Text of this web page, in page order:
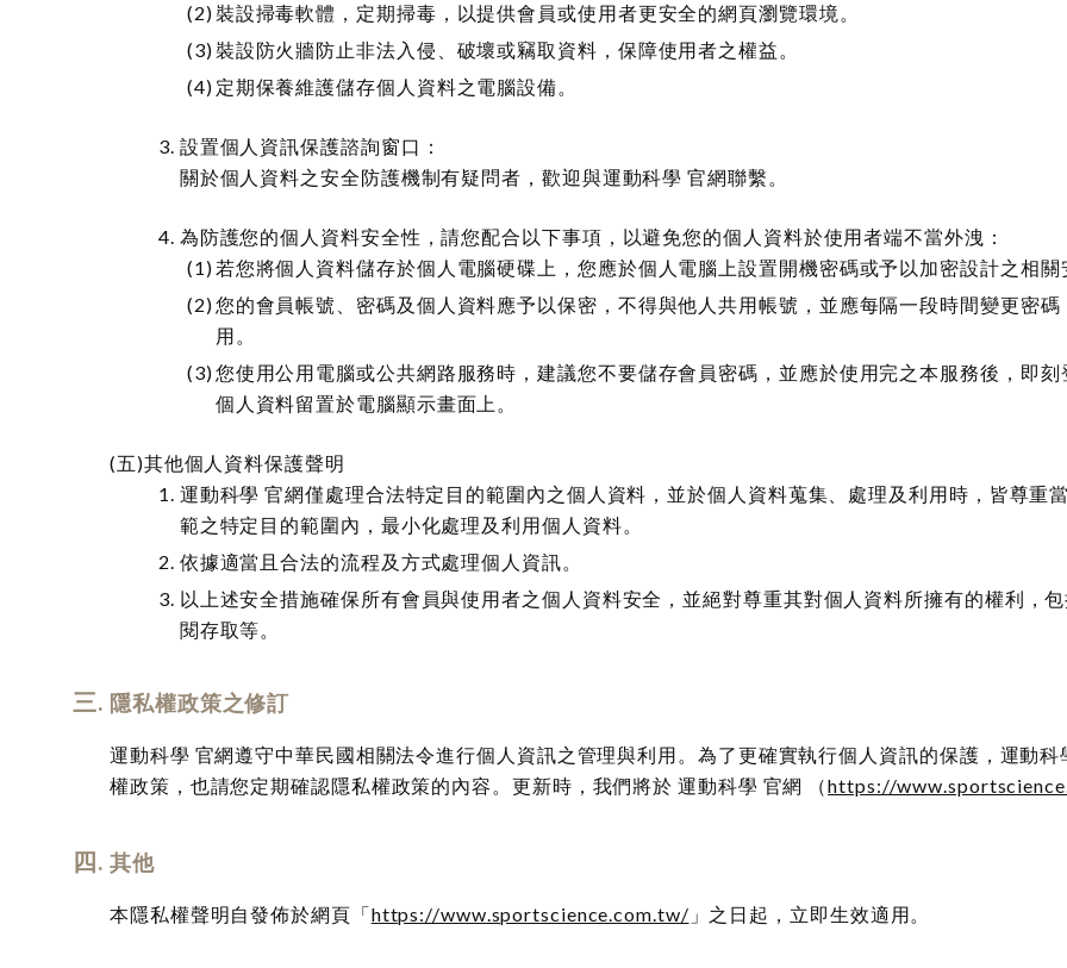
裝設掃毒軟體，定期掃毒，以提供會員或使用者更安全的網頁瀏覽環境。
裝設防火牆防止非法入侵、破壞或竊取資料，保障使用者之權益。
定期保養維護儲存個人資料之電腦設備。
設置個人資訊保護諮詢窗口：
關於個人資料之安全防護機制有疑問者，歡迎與運動科學 官網聯繫。
為防護您的個人資料安全性，請您配合以下事項，以避免您的個人資料於使用者端不當外洩：
若您將個人資料儲存於個人電腦硬碟上，您應於個人電腦上設置開機密碼或予以加密設計之相關
您的會員帳號、密碼及個人資料應予以保密，不得與他人共用帳號，並應每隔一段時間變更密
用。
您使用公用電腦或公共網路服務時，建議您不要儲存會員密碼，並應於使用完之本服務後，即
個人資料留置於電腦顯示畫面上。
其他個人資料保護聲明
運動科學 官網僅處理合法特定目的範圍內之個人資料，並於個人資料蒐集、處理及利用時，皆尊重
範之特定目的範圍內，最小化處理及利用個人資料。
依據適當且合法的流程及方式處理個人資訊。
以上述安全措施確保所有會員與使用者之個人資料安全，並絕對尊重其對個人資料所擁有的權利，
閱存取等。
隱私權政策之修訂
運動科學 官網遵守中華民國相關法令進行個人資訊之管理與利用。為了更確實執行個人資訊的保護，運動科
權政策，也請您定期確認隱私權政策的內容。更新時，我們將於 運動科學 官網 （https://
其他
本隱私權聲明自發佈於網頁「https://www.sportscience.com.tw/ 」之日起，立即生效適用。